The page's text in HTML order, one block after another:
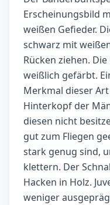
Erscheinungsbild
weißen Gefieder.
schwarz mit
Rücken ziehen.
weißlich gefärbt.
Merkmal dieser
Hinterkopf der
diesen nicht
gut zum Fliegen
stark genug sind,
klettern. Der
Hacken in Holz.
weniger